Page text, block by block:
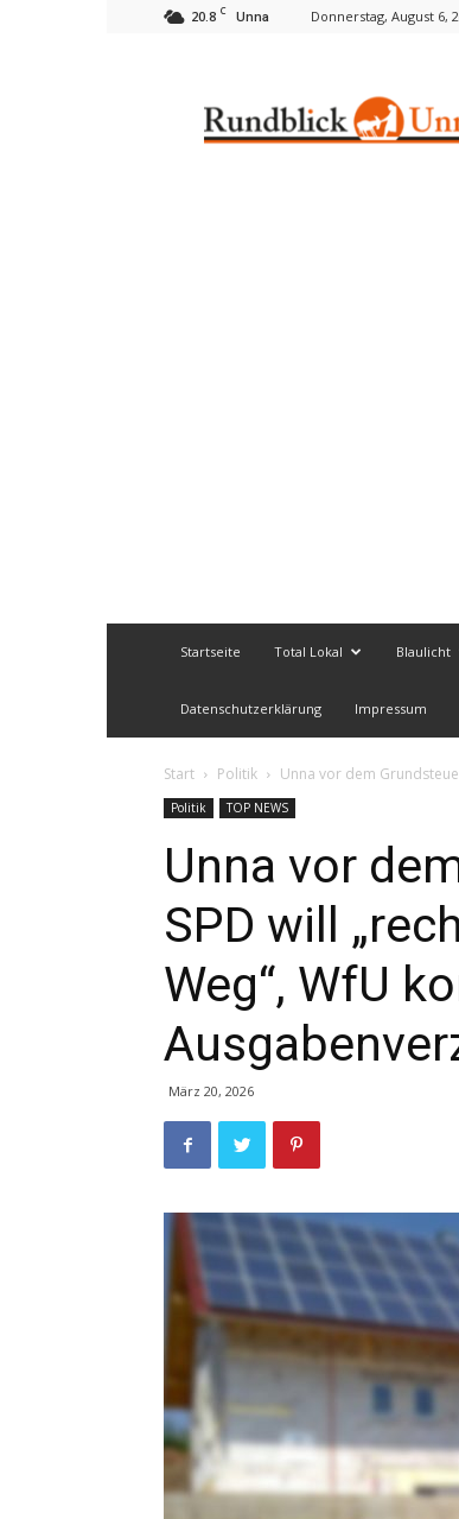
20.8 C Unna Donnerstag, August 6,
Startseite Total Lokal Blaulicht
Datenschutzerklärung Impressum
Start Politik Unna vor dem
Politik TOP NEWS
Unna vor
SPD will
Weg“, WfU
März 20, 2026